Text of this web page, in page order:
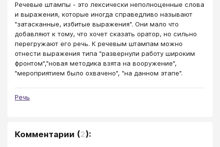
Речевые штампы - это лексически неполноценные слова
и выражения, которые иногда справедливо называют
"затасканные, избитые выражения". Они мало что
добавляют к тому, что хочет сказать оратор, но сильно
перегружают его речь. К речевым штампам можно
отнести выражения типа "развернули работу широким
фронтом","новая методика взята на вооружение",
"мероприятием было охвачено", "на данном этапе".
Речь
Комментарии (2):